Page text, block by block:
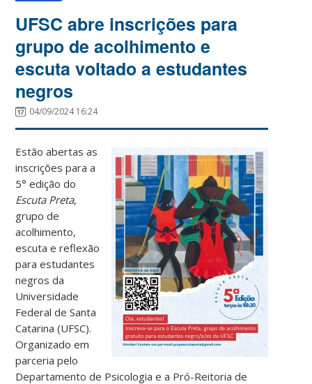
UFSC abre inscrições para
grupo de acolhimento e
escuta voltado a estudantes
negros
04/09/2024 16:24
Estão abertas as
inscrições para a
5° edição do
Escuta Preta,
grupo de
acolhimento,
escuta e reflexão
para estudantes
negros da
Universidade
Federal de Santa
Catarina (UFSC).
Organizado em
parceria pelo
Departamento de Psicologia e a Pró-Reitoria de